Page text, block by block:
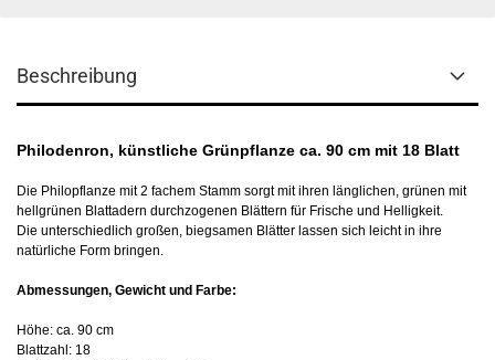
Beschreibung
Philodenron, künstliche Grünpflanze ca. 90 cm mit 18 Blatt
Die Philopflanze mit 2 fachem Stamm sorgt mit ihren länglichen, grünen mit
hellgrünen Blattadern durchzogenen Blättern für Frische und Helligkeit.
Die unterschiedlich großen, biegsamen Blätter lassen sich leicht in ihre
natürliche Form bringen.
Abmessungen, Gewicht und Farbe:
Höhe: ca. 90 cm
Blattzahl: 18